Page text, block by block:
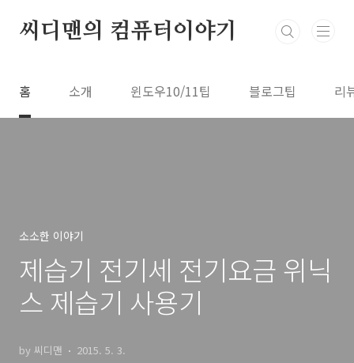
씨디맨의 컴퓨터이야기
홈 소개 윈도우10/11팁 블로그팁 리
소소한 이야기
제습기 전기세 전기요금 위닉
스 제습기 사용기
by 씨디맨 2015. 5. 3.